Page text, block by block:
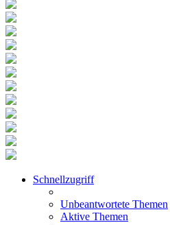
Schnellzugriff
Unbeantwortete Themen
Aktive Themen